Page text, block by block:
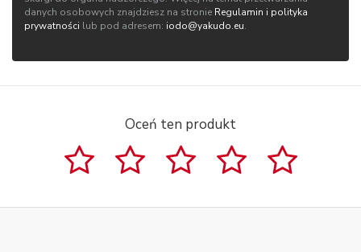
danych osobowych znajdziesz na stronie Regulamin i polityka
prywatności lub pod adresem: iodo@yakudo.eu.
Oceń ten produkt